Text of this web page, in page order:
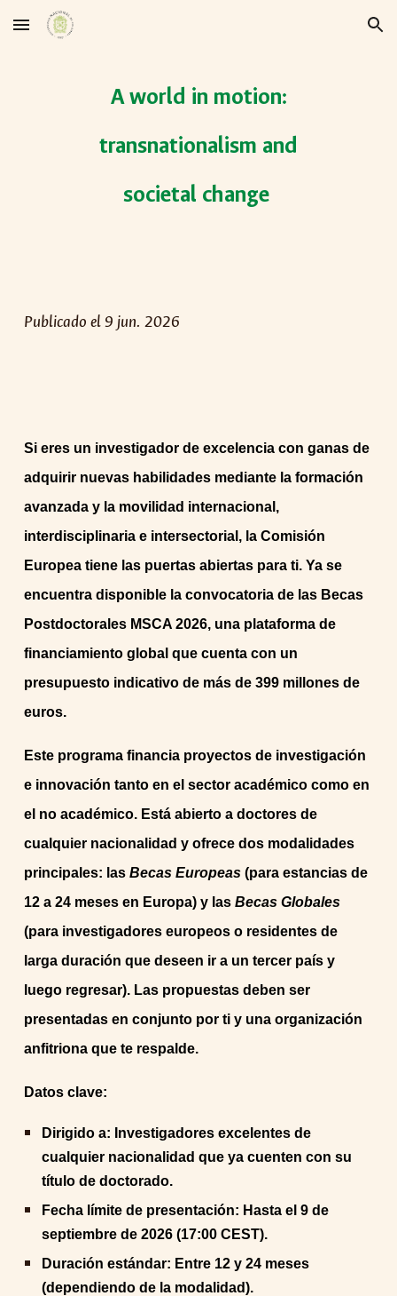
Skip to main content Skip to navigation
A world in motion:
transnationalism and
societal change
Publicado el 9 jun. 2026
Si eres un investigador de excelencia con ganas de
adquirir nuevas habilidades mediante la formación
avanzada y la movilidad internacional,
interdisciplinaria e intersectorial, la Comisión
Europea tiene las puertas abiertas para ti. Ya se
encuentra disponible la convocatoria de las Becas
Postdoctorales MSCA 2026, una plataforma de
financiamiento global que cuenta con un
presupuesto indicativo de más de 399 millones de
euros.
Este programa financia proyectos de investigación
e innovación tanto en el sector académico como en
el no académico. Está abierto a doctores de
cualquier nacionalidad y ofrece dos modalidades
principales: lasBecas Europeas (para estancias de
12 a 24 meses en Europa) y lasBecas Globales
(para investigadores europeos o residentes de
larga duración que deseen ir a un tercer país y
luego regresar). Las propuestas deben ser
presentadas en conjunto por ti y una organización
anfitriona que te respalde.
Datos clave:
Dirigido a: Investigadores excelentes de
cualquier nacionalidad que ya cuenten con su
título de doctorado.
Fecha límite de presentación: Hasta el 9 de
septiembre de 2026 (17:00 CEST).
Duración estándar: Entre 12 y 24 meses
(dependiendo de la modalidad).